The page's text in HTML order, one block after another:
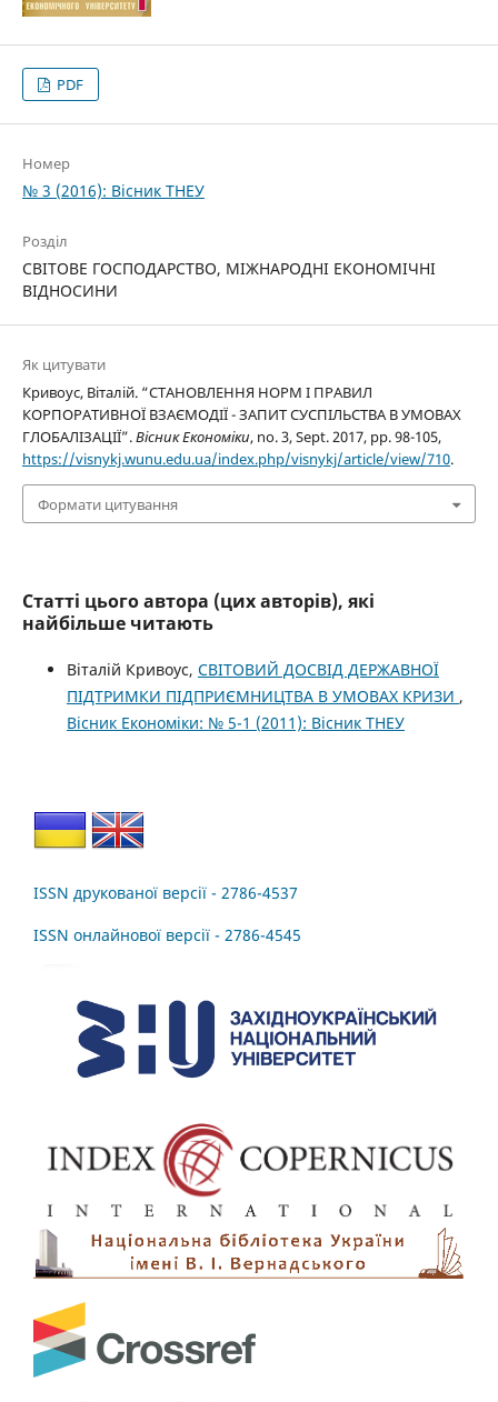
PDF
Номер
№ 3 (2016): Вісник ТНЕУ
Розділ
СВІТОВЕ ГОСПОДАРСТВО, МІЖНАРОДНІ ЕКОНОМІЧНІ
ВІДНОСИНИ
Як цитувати
Кривоус, Віталій. “СТАНОВЛЕННЯ НОРМ І ПРАВИЛ
КОРПОРАТИВНОЇ ВЗАЄМОДІЇ - ЗАПИТ СУСПІЛЬСТВА В УМОВАХ
ГЛОБАЛІЗАЦІЇ”.Вісник Економіки, no. 3, Sept. 2017, pp. 98-105,
https://visnykj.wunu.edu.ua/index.php/visnykj/article/view/710.
Формати цитування
Статті цього автора (цих авторів), які
найбільше читають
Віталій Кривоус, СВІТОВИЙ ДОСВІД ДЕРЖАВНОЇ
ПІДТРИМКИ ПІДПРИЄМНИЦТВА В УМОВАХ КРИЗИ ,
Вісник Економіки: № 5-1 (2011): Вісник ТНЕУ
ISSN друкованої версії - 2786-4537
ISSN онлайнової версії - 2786-4545